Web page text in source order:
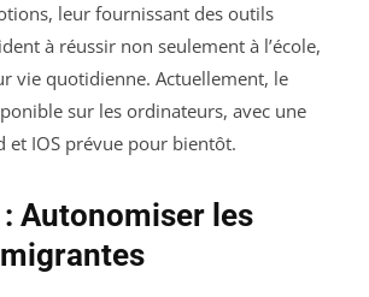
leur fournissant des outils
à réussir non seulement à l’école,
vie quotidienne. Actuellement, le
sur les ordinateurs, avec une
et IOS prévue pour bientôt.
Autonomiser les